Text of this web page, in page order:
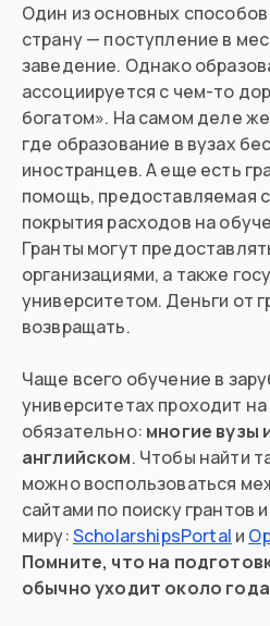
Один из основных
страну — поступление в
заведение. Однако
ассоциируется с чем-то
богатом». На самом деле
где образование в вузах
иностранцев. А еще есть
помощь, предоставляемая
покрытия расходов на
Гранты могут
организациями, а также
университетом. Деньги от
возвращать.
Чаще всего обучение в
университетах проходит
обязательно: многие вузы
английском. Чтобы найти
можно воспользоваться
сайтами по поиску грантов
миру:ScholarshipsPortal и
Помните, что на
обычно уходит около года